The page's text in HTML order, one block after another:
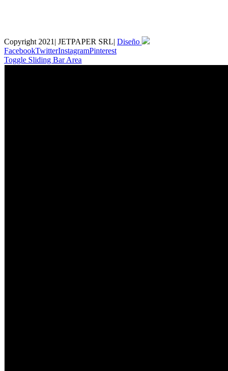
Copyright 2021| JETPAPER SRL| Diseño
FacebookTwitterInstagramPinterest
Toggle Sliding Bar Area